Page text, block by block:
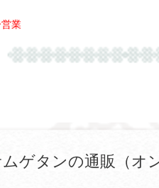
業
ムゲタンの通販（オ